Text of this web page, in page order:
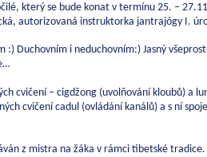
který se bude konat v termínu 25. –
autorizovaná instruktorka jantrajógy I.
Duchovním i neduchovním:) Jasný
cvičení – cigdžong (uvolňování kloubů) a
cvičení cadul (ovládání kanálů) a s ní
z mistra na žáka v rámci tibetské tradice.